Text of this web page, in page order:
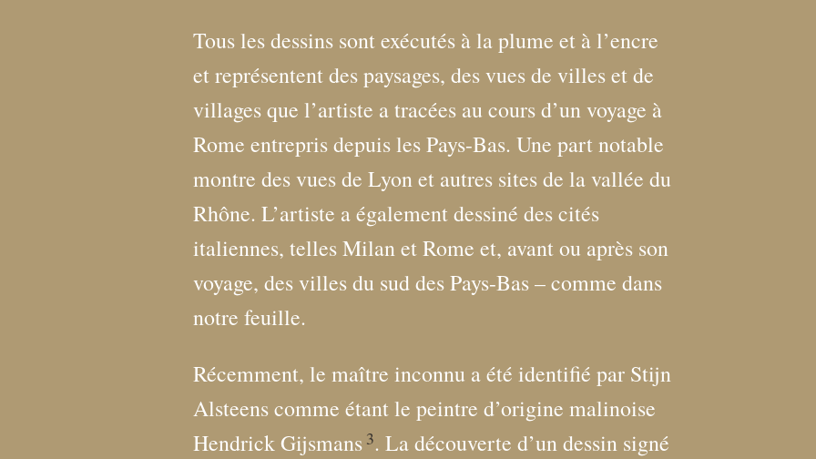
Tous les dessins sont exécutés à la plume et à l’encre
et représentent des paysages, des vues de villes et de
villages que l’artiste a tracées au cours d’un voyage à
Rome entrepris depuis les Pays-Bas. Une part notable
montre des vues de Lyon et autres sites de la vallée du
Rhône. L’artiste a également dessiné des cités
italiennes, telles Milan et Rome et, avant ou après son
voyage, des villes du sud des Pays-Bas – comme dans
notre feuille.
Récemment, le maître inconnu a été identifié par Stijn
Alsteens comme étant le peintre d’origine malinoise
Hendrick Gijsmans 3. La découverte d’un dessin signé